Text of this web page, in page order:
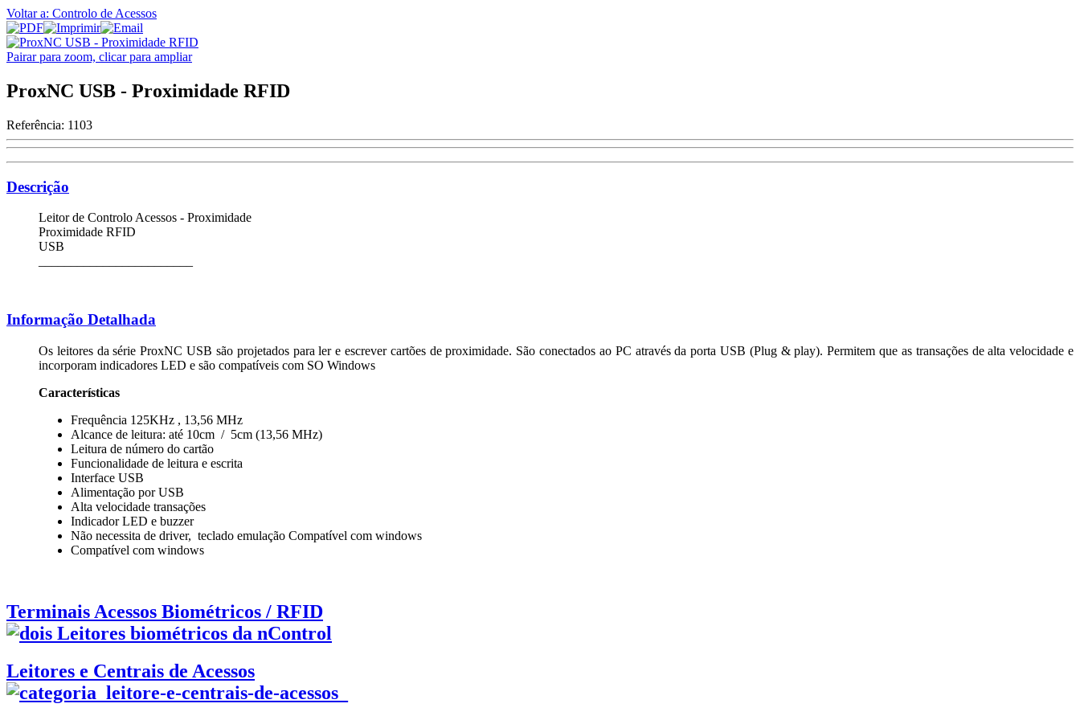
Voltar a: Controlo de Acessos
Pairar para zoom, clicar para ampliar
ProxNC USB - Proximidade RFID
Referência: 1103
Descrição
Leitor de Controlo Acessos - Proximidade
Proximidade RFID
USB
Informação Detalhada
Os leitores da série ProxNC USB são projetados para ler e escrever cartões de proximidade. São conectados ao PC através da porta USB (Plug & play). Permitem que as transações de alta velocidade e
incorporam indicadores LED e são compatíveis com SO Windows
Características
Frequência 125KHz , 13,56 MHz
Alcance de leitura: até 10cm / 5cm (13,56 MHz)
Leitura de número do cartão
Funcionalidade de leitura e escrita
Interface USB
Alimentação por USB
Alta velocidade transações
Indicador LED e buzzer
Não necessita de driver, teclado emulação Compatível com windows
Compatível com windows
Terminais Acessos Biométricos / RFID
Leitores e Centrais de Acessos